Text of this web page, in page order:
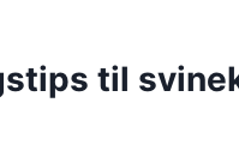
til